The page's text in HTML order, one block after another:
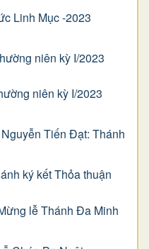
Linh Mục -2023
niên kỳ I/2023
niên kỳ I/2023
Tiến Đạt: Thánh
ký kết Thỏa thuận
lễ Thánh Đa Minh